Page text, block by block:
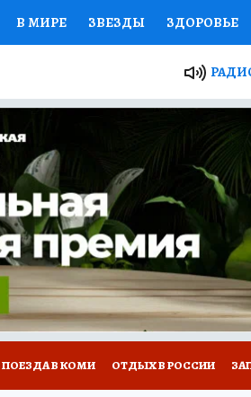
В МИРЕ ЗВЕЗДЫ ЗДОРОВЬЕ
ПРОЕКТЫ РОССИИ
ЖЕНСКИЕ СЕКРЕТЫ
ДЕФИЦИТ ЖЕЛЕЗА
РАБОТА У НАС ГИД ПОТРЕБИТЕЛЯ
В КОМИ ОТДЫХ В РОССИИ